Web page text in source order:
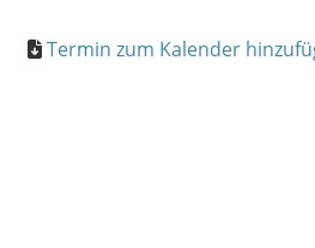
Termin zum Kalender